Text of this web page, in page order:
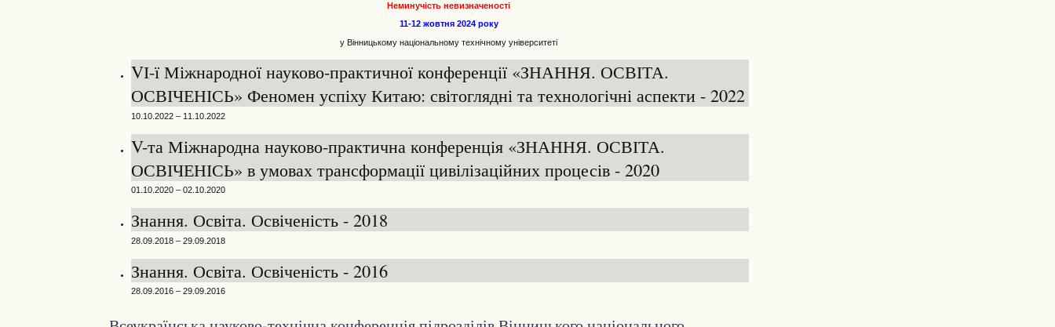
Неминучість невизначеності
11-12 жовтня 2024 року
у Вінницькому національному технічному університеті
VІ-ї Міжнародної науково-практичної конференції «ЗНАННЯ. ОСВІТА.
ОСВІЧЕНІСЬ» Феномен успіху Китаю: світоглядні та технологічні аспекти - 2022
10.10.2022 – 11.10.2022
V-та Міжнародна науково-практична конференція «ЗНАННЯ. ОСВІТА.
ОСВІЧЕНІСЬ» в умовах трансформації цивілізаційних процесів - 2020
01.10.2020 – 02.10.2020
Знання. Освіта. Освіченість - 2018
28.09.2018 – 29.09.2018
Знання. Освіта. Освіченість - 2016
28.09.2016 – 29.09.2016